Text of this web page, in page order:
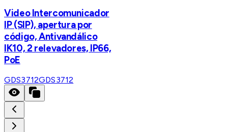
Video Intercomunicador
IP (SIP), apertura por
código, Antivandálico
IK10, 2 relevadores, IP66,
PoE
GDS3712GDS3712